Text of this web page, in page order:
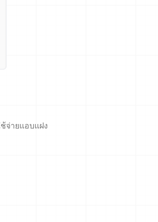
จ่ายแอบแฝง